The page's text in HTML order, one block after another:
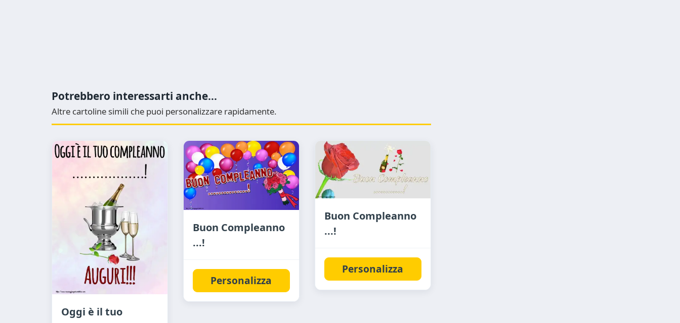
Potrebbero interessarti anche...
Altre cartoline simili che puoi personalizzare rapidamente.
Oggi è il tuo
Buon Compleanno
...!
Personalizza
Buon Compleanno
...!
Personalizza